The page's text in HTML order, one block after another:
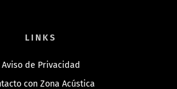
LINKS
Aviso de Privacidad
con Zona Acústica